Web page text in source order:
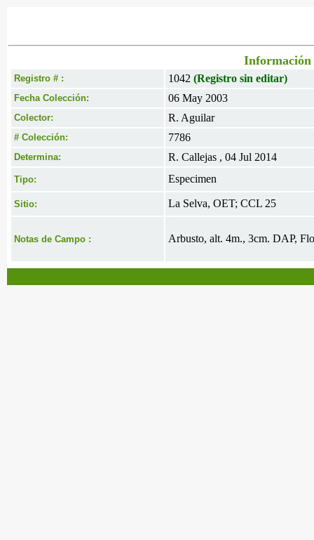
Información
Registro # : 1042 (Registro sin editar)
Fecha Colección: 06 May 2003
Colector: R. Aguilar
# Colección: 7786
Determina: R. Callejas , 04 Jul 2014
Tipo: Especimen
Sitio: La Selva, OET; CCL 25
Notas de Campo : Arbusto, alt. 4m., 3cm. DAP,